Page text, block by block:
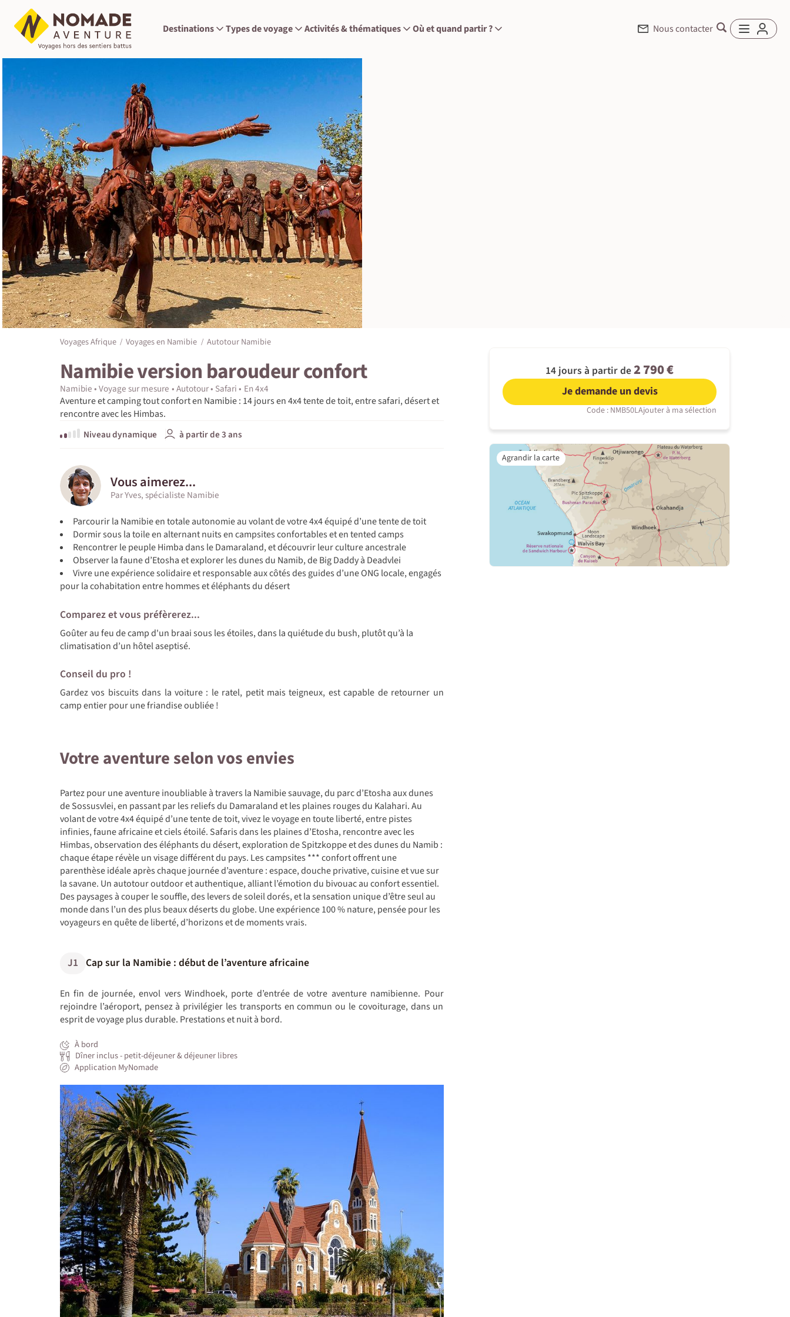
Destinations Types de voyage Activités & thématiques Où et quand partir ? Nous contacter
Voyages Afrique Voyages en Namibie Autotour Namibie
Namibie version baroudeur confort
Namibie Voyage sur mesure Autotour Safari
En 4x4
Aventure et camping tout confort en Namibie : 14 jours en 4x4 tente de toit, entre safari, désert et
rencontre avec les Himbas.
Niveau dynamique
à partir de 3 ans
14 jours à partir de2 790 €
Je demande un devis
Code : NMB50LAjouter à ma sélection
Vous aimerez...
Par Yves, spécialiste Namibie
Parcourir la Namibie en totale autonomie au volant de votre 4x4 équipé d’une tente de toit
Dormir sous la toile en alternant nuits en campsites confortables et en tented camps
Rencontrer le peuple Himba dans le Damaraland, et découvrir leur culture ancestrale
Observer la faune d’Etosha et explorer les dunes du Namib, de Big Daddy à Deadvlei
Vivre une expérience solidaire et responsable aux côtés des guides d’une ONG locale, engagés
pour la cohabitation entre hommes et éléphants du désert
Comparez et vous préfèrerez...
Goûter au feu de camp d'un braai sous les étoiles, dans la quiétude du bush, plutôt qu’à la
climatisation d’un hôtel aseptisé.
Conseil du pro !
Gardez vos biscuits dans la voiture : le ratel, petit mais teigneux, est capable de retourner un
camp entier pour une friandise oubliée !
Votre aventure selon vos envies
Partez pour une aventure inoubliable à travers la Namibie sauvage, du parc d’Etosha aux dunes
de Sossusvlei, en passant par les reliefs du Damaraland et les plaines rouges du Kalahari. Au
volant de votre 4x4 équipé d’une tente de toit, vivez le voyage en toute liberté, entre pistes
infinies, faune africaine et ciels étoilé. Safaris dans les plaines d’Etosha, rencontre avec les
Himbas, observation des éléphants du désert, exploration de Spitzkoppe et des dunes du Namib :
chaque étape révèle un visage différent du pays. Les campsites *** confort offrent une
parenthèse idéale après chaque journée d’aventure : espace, douche privative, cuisine et vue sur
la savane. Un autotour outdoor et authentique, alliant l’émotion du bivouac au confort essentiel.
Des paysages à couper le souffle, des levers de soleil dorés, et la sensation unique d’être seul au
monde dans l’un des plus beaux déserts du globe. Une expérience 100 % nature, pensée pour les
voyageurs en quête de liberté, d’horizons et de moments vrais.
J1 Cap sur la Namibie : début de l’aventure africaine
En fin de journée, envol vers Windhoek, porte d’entrée de votre aventure namibienne. Pour
rejoindre l’aéroport, pensez à privilégier les transports en commun ou le covoiturage, dans un
esprit de voyage plus durable. Prestations et nuit à bord.
À bord
Dîner inclus - petit-déjeuner & déjeuner libres
Application MyNomade